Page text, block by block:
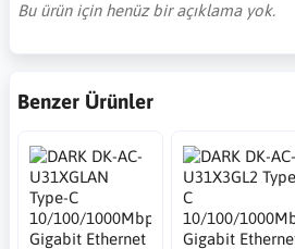
Bu ürün için henüz bir açıklama yok.
Benzer Ürünler